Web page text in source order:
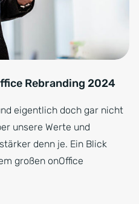
Rebranding 2024
eigentlich doch gar nicht
unsere Werte und
denn je. Ein Blick
großen onOffice